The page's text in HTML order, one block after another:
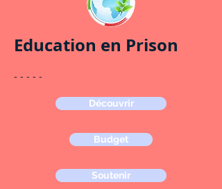
Education en Prison
- - - - -
Découvrir
Budget
Soutenir